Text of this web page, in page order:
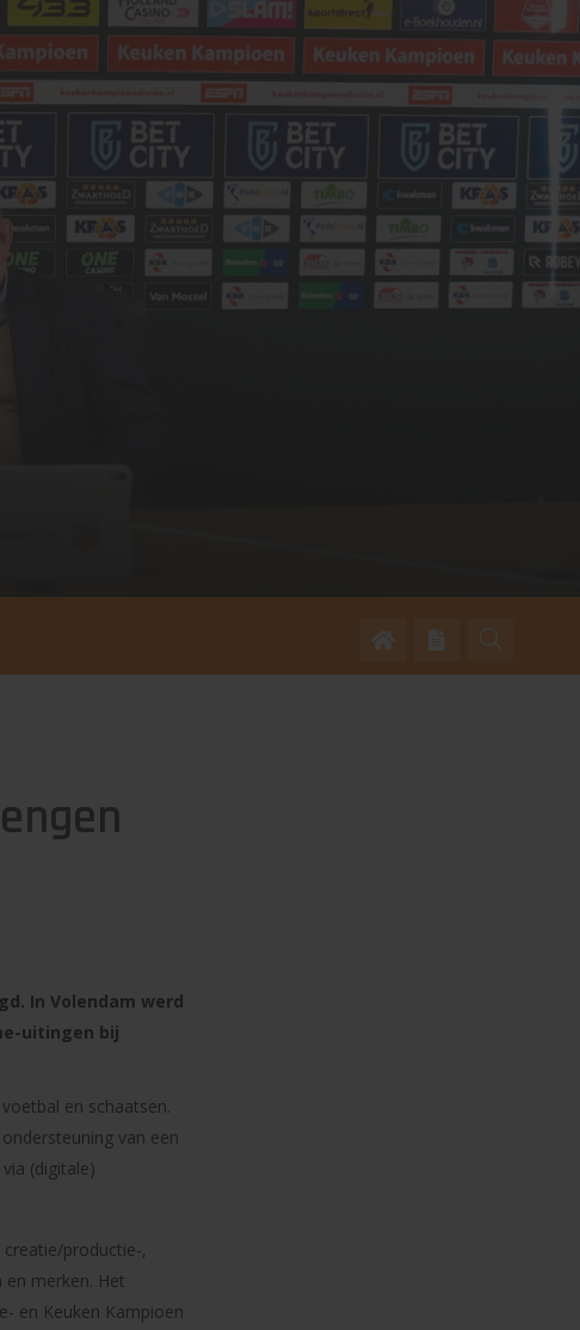
In Volendam werd
uitingen bij
en schaatsen.
van een
(digitale)
productie-,
merken. Het
en Keuken Kampioen